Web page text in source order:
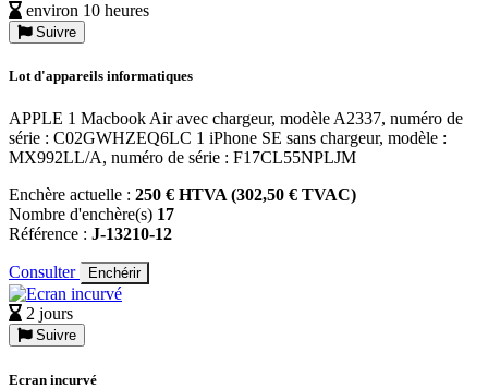
environ 10 heures
Suivre
Lot d'appareils informatiques
APPLE 1 Macbook Air avec chargeur, modèle A2337, numéro de
série : C02GWHZEQ6LC 1 iPhone SE sans chargeur, modèle :
MX992LL/A, numéro de série : F17CL55NPLJM
Enchère actuelle : 250 € HTVA (302,50 € TVAC)
Nombre d'enchère(s) 17
Référence : J-13210-12
Consulter Enchérir
2 jours
Suivre
Ecran incurvé